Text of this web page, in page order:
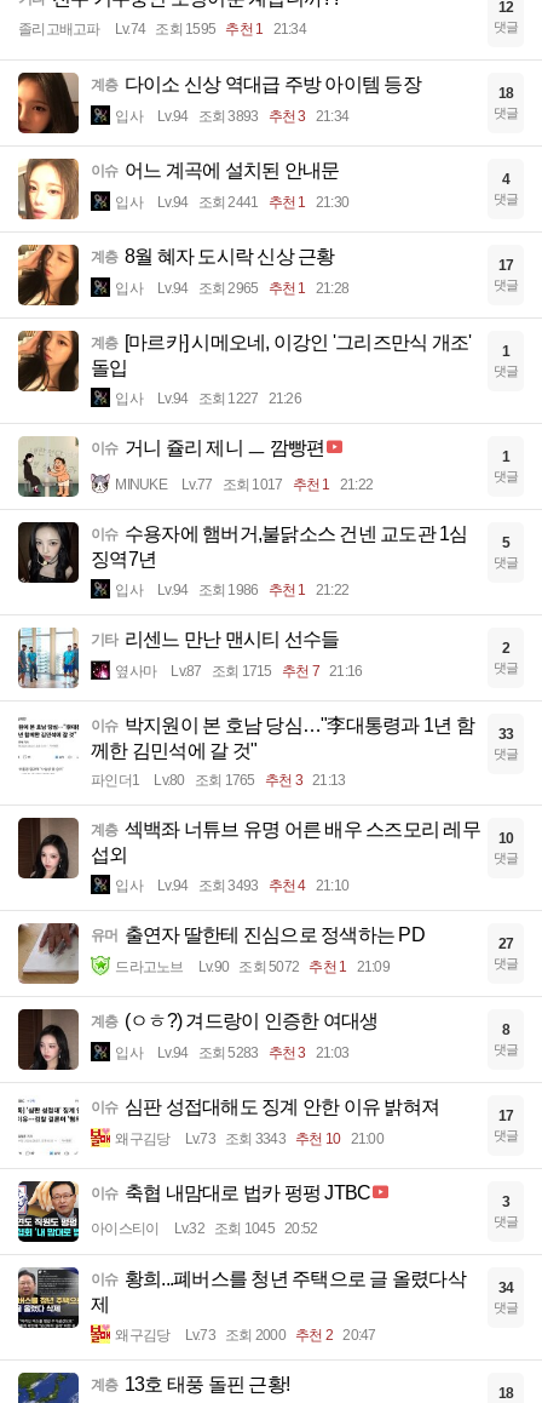
졸리고배고파 Lv.74 조회 1595 추천 1 21:34
12
댓글
계층 다이소 신상 역대급 주방 아이템 등장
입사 Lv.94 조회 3893 추천 3 21:34
18
댓글
이슈 어느 계곡에 설치된 안내문
입사 Lv.94 조회 2441 추천 1 21:30
4
댓글
계층 8월 혜자 도시락 신상 근황
입사 Lv.94 조회 2965 추천 1 21:28
17
댓글
계층 [마르카] 시메오네, 이강인 '그리즈만식 개조'
돌입
입사 Lv.94 조회 1227 21:26
1
댓글
이슈 거니 쥴리 제니 ㅡ 깜빵편
MINUKE Lv.77 조회 1017 추천 1 21:22
1
댓글
이슈 수용자에 햄버거,불닭소스 건넨 교도관 1심
징역7년
입사 Lv.94 조회 1986 추천 1 21:22
5
댓글
기타 리센느 만난 맨시티 선수들
옆사마 Lv.87 조회 1715 추천 7 21:16
2
댓글
이슈 박지원이 본 호남 당심…"李대통령과 1년 함
께한 김민석에 갈 것"
파인더1 Lv.80 조회 1765 추천 3 21:13
33
댓글
계층 섹백좌 너튜브 유명 어른 배우 스즈모리 레무
섭외
입사 Lv.94 조회 3493 추천 4 21:10
10
댓글
유머 출연자 딸한테 진심으로 정색하는 PD
드라고노브 Lv.90 조회 5072 추천 1 21:09
27
댓글
계층 (ㅇㅎ?) 겨드랑이 인증한 여대생
입사 Lv.94 조회 5283 추천 3 21:03
8
댓글
이슈 심판 성접대해도 징계 안한 이유 밝혀져
왜구김당 Lv.73 조회 3343 추천 10 21:00
17
댓글
이슈 축협 내맘대로 법카 펑펑 JTBC
아이스티이 Lv.32 조회 1045 20:52
3
댓글
이슈 황희...폐버스를 청년 주택으로 글 올렸다삭
제
왜구김당 Lv.73 조회 2000 추천 2 20:47
34
댓글
계층 13호 태풍 돌핀 근황! 18